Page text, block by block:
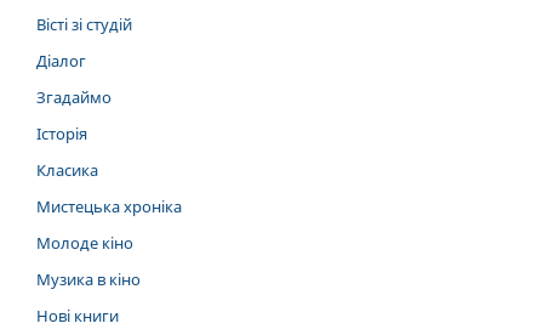
Вісті зі студій
Діалог
Згадаймо
Історія
Класика
Мистецька хроніка
Молоде кіно
Музика в кіно
Нові книги